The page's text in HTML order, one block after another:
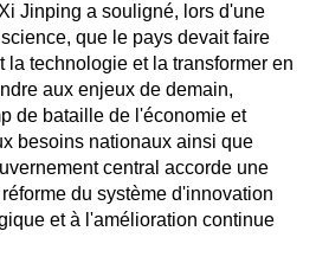
Jinping a souligné, lors d'une
que le pays devait faire
la technologie et la transformer en
aux enjeux de demain,
de bataille de l'économie et
besoins nationaux ainsi que
central accorde une
du système d'innovation
et à l'amélioration continue